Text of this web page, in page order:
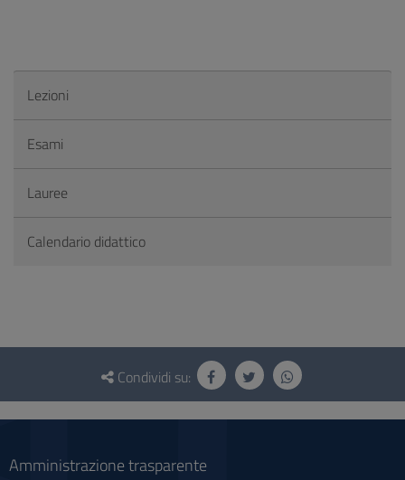
Lezioni
Esami
Lauree
Calendario didattico
Questionario
social
Condividi su:
Amministrazione trasparente